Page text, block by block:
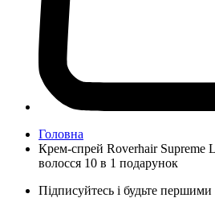
Головна
Крем-спрей Roverhair Supreme
волосся 10 в 1 подарунок
Підписуйтесь і будьте першими